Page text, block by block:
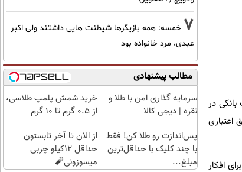
در
اعتباری
افکار
7 خمسه: همه بازیگرها شیطنت هایی داشتند ولی اکبر
عبدی، مرد خانواده بود
مطالب پیشنهادی
سرمایه گذاری امن با طلا و
نقره | دیجی کالا
خرید شمش پلمپ طلاسی،
از ۰.۵ گرم تا ۱۰ گرم
پس‌اندازت رو طلا کن! فقط
با چند کلیک با حداقل‌ترین
مبلغ...
از الان تا آخر تابستون
حداقل 12کیلو چربی
میسوزونی🧨